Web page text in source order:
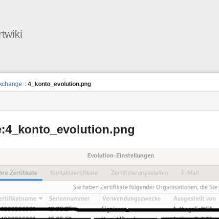
: 4_konto_evolution.png